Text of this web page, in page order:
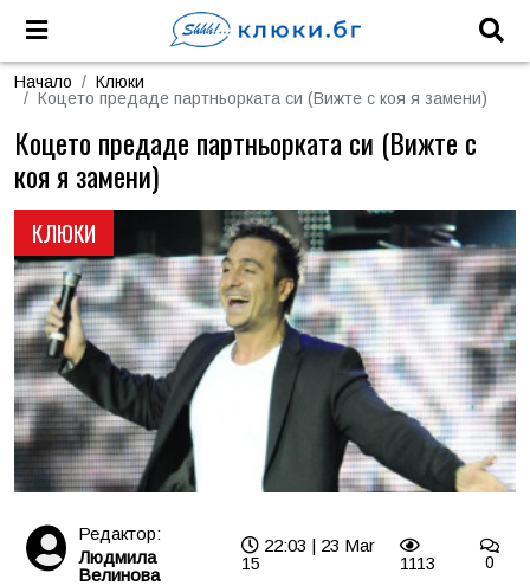
Начало
Клюки
Коцето предаде партньорката си (Вижте с коя я замени)
КЛЮКИ
Коцето предаде партньорката си (Вижте с
коя я замени)
Редактор:
Людмила
Велинова
22:03 | 23 Mar
15
1113 0